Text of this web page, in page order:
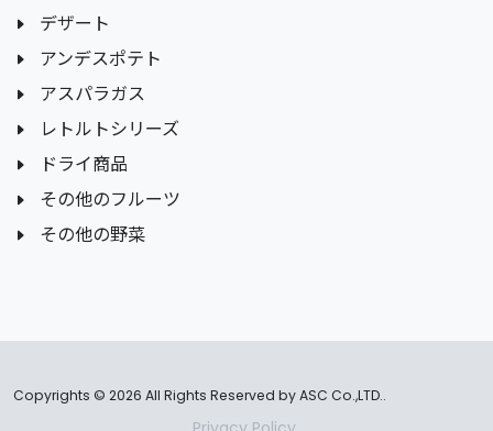
デザート
アンデスポテト
アスパラガス
レトルトシリーズ
ドライ商品
その他のフルーツ
その他の野菜
Copyrights © 2026 All Rights Reserved by ASC Co.,LTD..